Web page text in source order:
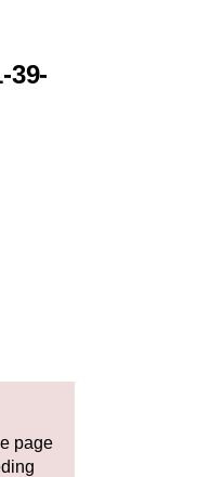
39-
page